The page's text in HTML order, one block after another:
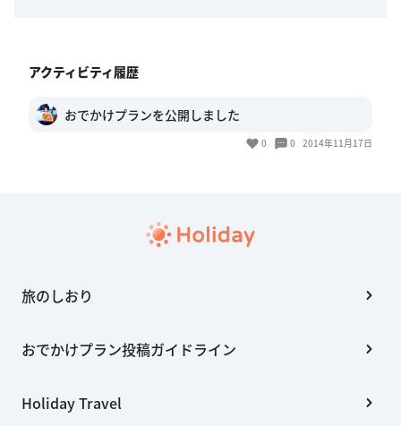
アクティビティ履歴
おでかけプランを公開しました
0 0 2014年11月17日
旅のしおり
おでかけプラン投稿ガイドライン
Holiday Travel